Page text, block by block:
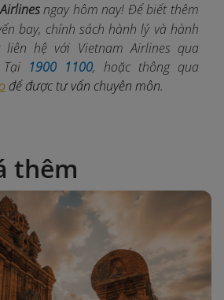
ngay hôm nay! Để biết thêm
bay, chính sách hành lý và hành
hệ với Vietnam Airlines qua
1900 1100, hoặc thông qua
để được tư vấn chuyên môn.
thêm